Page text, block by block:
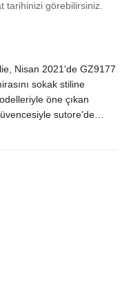
tarihinizi görebilirsiniz.
Nisan 2021'de GZ9177
sokak stiline
öne çıkan
sutore'de